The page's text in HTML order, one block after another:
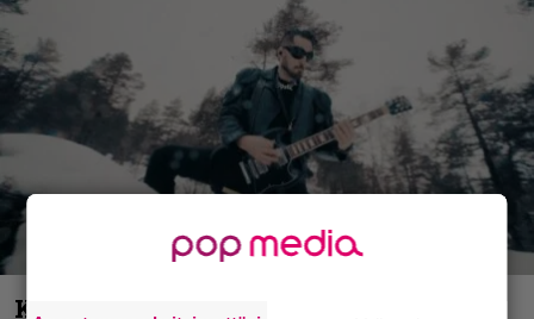
Kunnianosoitus hyiselle Pohjolalle –